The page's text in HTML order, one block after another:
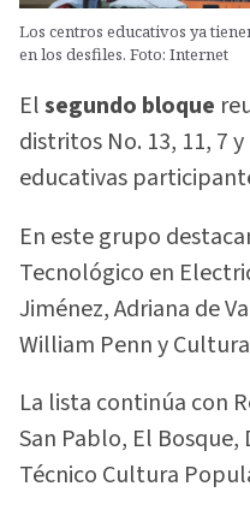
Los centros educativos ya
en los desfiles. Foto: Internet
Elsegundo bloque
distritos No. 13, 11, 7
educativas
En este grupo
Tecnológico en
Jiménez, Adriana de
William Penn y
La lista continúa con
San Pablo, El
Técnico Cultura